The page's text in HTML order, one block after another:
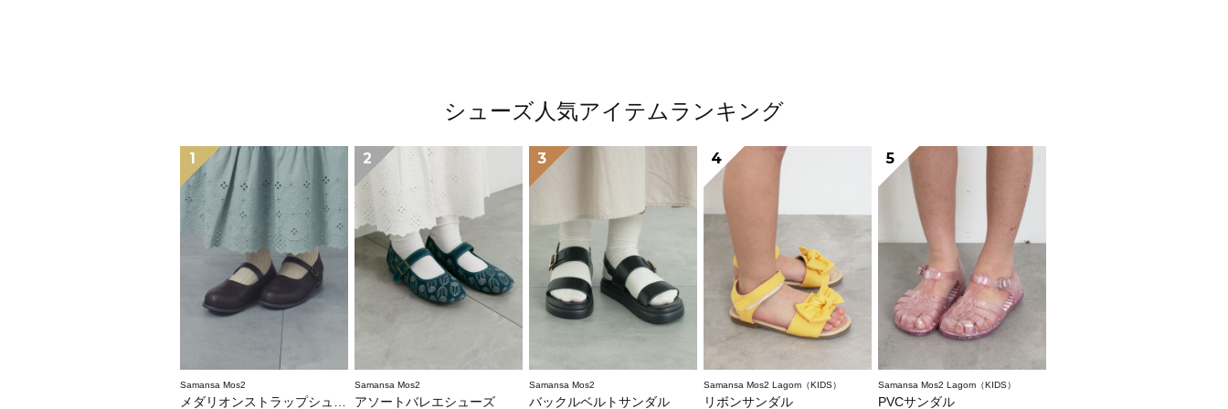
シューズ人気アイテムランキング
1
Samansa Mos2
メダリオンストラップシューズ
2
Samansa Mos2
アソートバレエシューズ
3
Samansa Mos2
バックルベルトサンダル
4
Samansa Mos2 Lagom（KIDS）
リボンサンダル
5
Samansa Mos2 Lagom（KIDS）
PVCサンダル